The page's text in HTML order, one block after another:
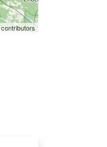
contributors